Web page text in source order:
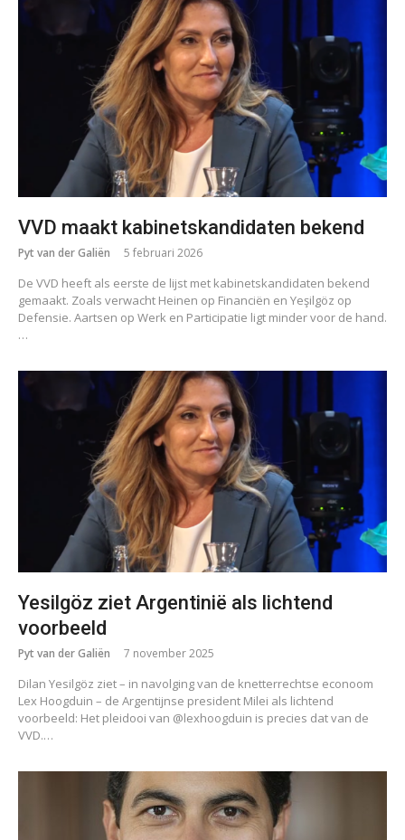
VVD maakt kabinetskandidaten bekend
Pyt van der Galiën 5 februari 2026
De VVD heeft als eerste de lijst met kabinetskandidaten bekend
gemaakt. Zoals verwacht Heinen op Financiën en Yeşilgöz op
Defensie. Aartsen op Werk en Participatie ligt minder voor de hand.
…
Yesilgöz ziet Argentinië als lichtend
voorbeeld
Pyt van der Galiën 7 november 2025
Dilan Yesilgöz ziet – in navolging van de knetterrechtse econoom
Lex Hoogduin – de Argentijnse president Milei als lichtend
voorbeeld: Het pleidooi van @lexhoogduin is precies dat van de
VVD.…